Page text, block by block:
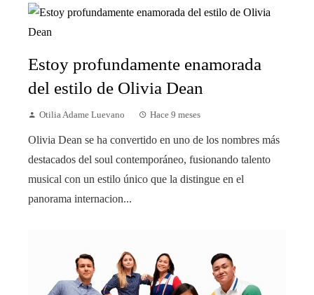
Estoy profundamente enamorada
del estilo de Olivia Dean
Otilia Adame Luevano Hace 9 meses
Olivia Dean se ha convertido en uno de los nombres más
destacados del soul contemporáneo, fusionando talento
musical con un estilo único que la distingue en el
panorama internacion...